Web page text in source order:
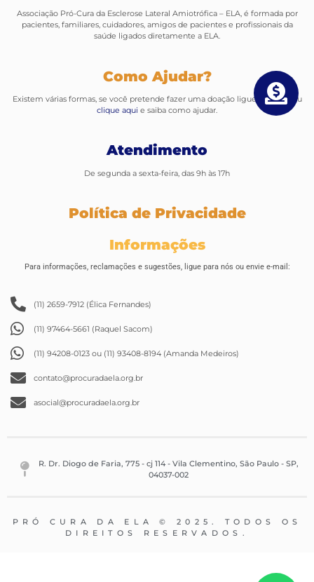
Associação Pró-Cura da Esclerose Lateral Amiotrófica – ELA, é formada por
pacientes, familiares, cuidadores, amigos de pacientes e profissionais da
saúde ligados diretamente a ELA.
Como Ajudar?
Existem várias formas, se você pretende fazer uma doação ligue para nós ou
clique aqui e saiba como ajudar.
Atendimento
De segunda a sexta-feira, das 9h às 17h
Política de Privacidade
Informações
Para informações, reclamações e sugestões, ligue para nós ou envie e-mail:
(11) 2659-7912 (Élica Fernandes)
(11) 97464-5661 (Raquel Sacom)
(11) 94208-0123 ou (11) 93408-8194 (Amanda Medeiros)
contato@procuradaela.org.br
asocial@procuradaela.org.br
R. Dr. Diogo de Faria, 775 - cj 114 - Vila Clementino, São Paulo - SP,
04037-002
PRÓ CURA DA ELA © 2025. TODOS OS
DIREITOS RESERVADOS.